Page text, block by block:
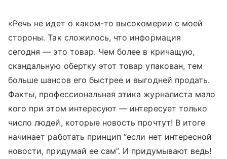
«Речь не идет о каком-то высокомерии с моей
стороны. Так сложилось, что информация
сегодня — это товар. Чем более в кричащую,
скандальную обертку этот товар упакован, тем
больше шансов его быстрее и выгодней продать.
Факты, профессиональная этика журналиста мало
кого при этом интересуют — интересует только
число людей, которые новость прочтут! В итоге
начинает работать принцип “если нет интересной
новости, придумай ее сам”. И придумывают ведь!